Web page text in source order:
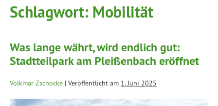
Schlagwort: Mobilität
Was lange währt, wird endlich gut:
Stadtteilpark am Pleißenbach eröffnet
Volkmar Zschocke | Veröffentlicht am 1. Juni 2025